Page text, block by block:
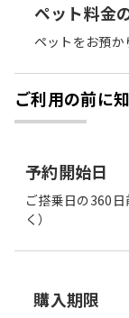
ペット料金
ペットをお預か
ご利用の前に
予約開始日
ご搭乗日の360
く）
購入期限